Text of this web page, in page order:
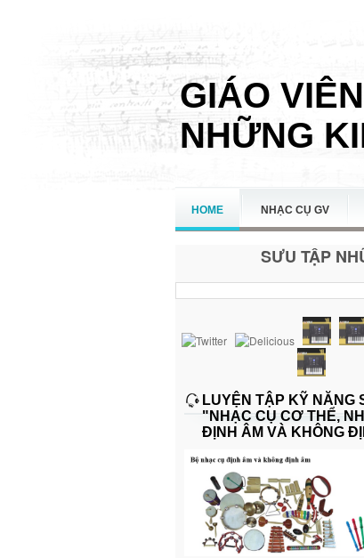
GIÁO
NHỮNG
HOME NHẠC CỤ GV
SƯU TẬP
LUYỆN TẬP KỸ NĂNG
"NHẠC CỤ CƠ THỂ,
ĐỊNH ÂM VÀ KHÔNG